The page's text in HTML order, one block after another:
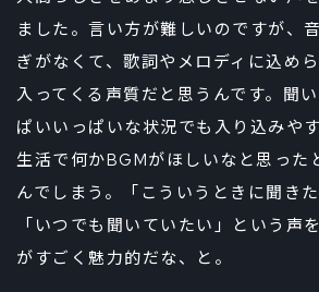
ました。言い方が難しいのですが、
ぎがなくて、歌詞やメロディに込め
入ってくる声質だと思うんです。聞
ぱいいっぱいな状況でも入り込みや
生活で何かBGMがほしいなと思った
んでしまう。「こういうときに聞き
「いつでも聞いていたい」という声
がすごく魅力的だな、と。